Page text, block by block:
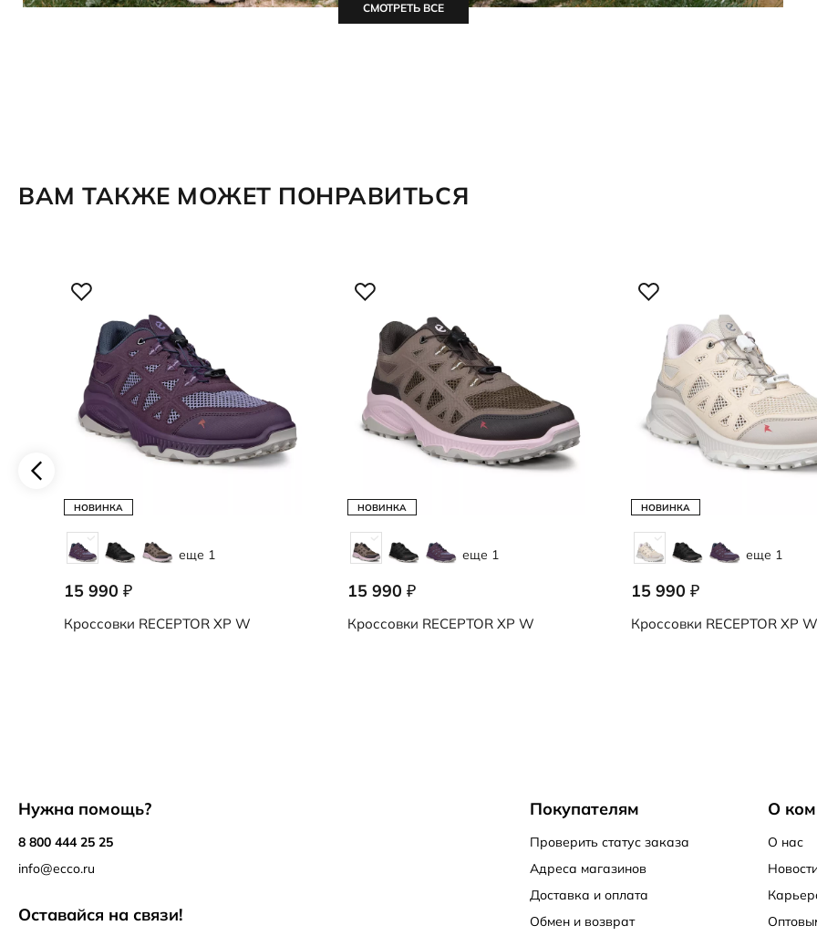
СМОТРЕТЬ ВСЕ
ВАМ ТАКЖЕ МОЖЕТ ПОНРАВИТЬСЯ
НОВИНКА
еще 1
15 990 ₽
Кроссовки RECEPTOR XP W
НОВИНКА
еще 1
15 990 ₽
Кроссовки RECEPTOR XP W
НОВИНКА
еще 1
15 990 ₽
Кроссовки RECEPTOR XP W
Нужна помощь?
8 800 444 25 25
info@ecco.ru
Оставайся на связи!
О
О нас
Покупателям
Проверить статус заказа
Адреса магазинов
Доставка и оплата
Обмен и возврат